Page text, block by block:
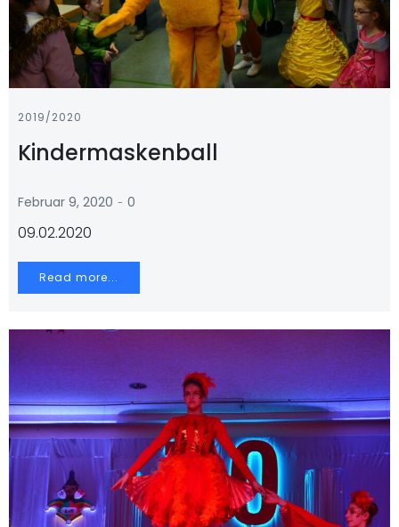
2019/2020
Kindermaskenball
Februar 9, 2020 - 0
09.02.2020
Read more...